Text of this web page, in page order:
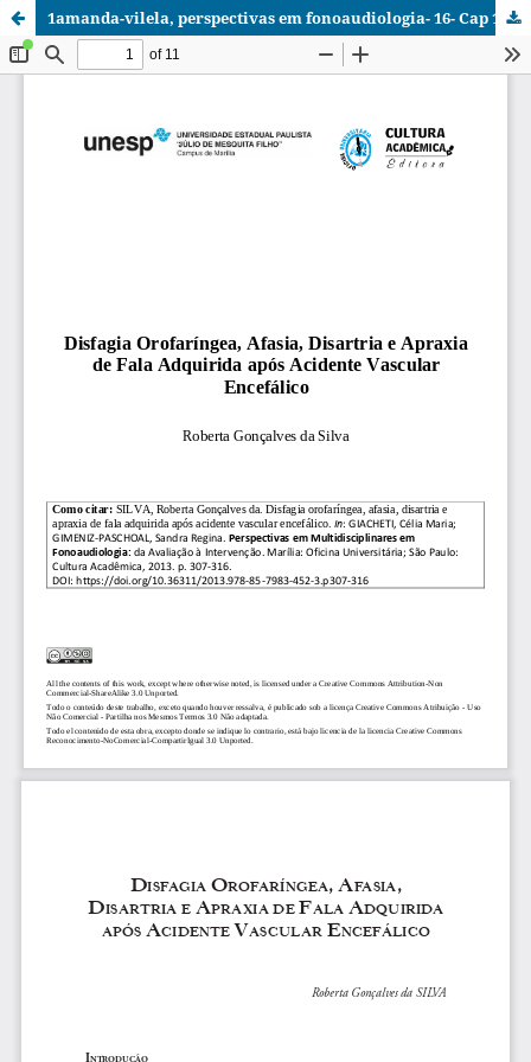
1amanda-vilela, perspectivas em fonoaudiologia- 16- Cap 15- Roberta Gonçalves da SILVA.pdf